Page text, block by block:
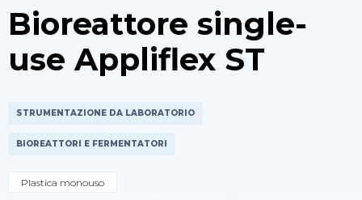
Bioreattore single-
use Appliflex ST
STRUMENTAZIONE DA LABORATORIO
BIOREATTORI E FERMENTATORI
Plastica monouso